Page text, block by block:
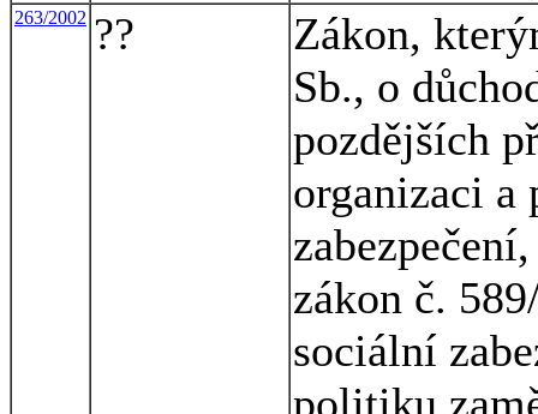
263/2002 ??
Zákon,
Sb., o
pozdějších
organizaci a
zákon č.
sociální
politiku